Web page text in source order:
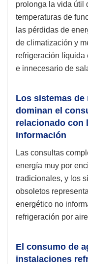
prolonga la vida útil
temperaturas de
las pérdidas de
de climatización y
refrigeración líquida
e innecesario de
Los sistemas
dominan el
relacionado con
información
Las consultas
energía muy por
tradicionales, y los
obsoletos
energético no
refrigeración por
El consumo de
instalaciones